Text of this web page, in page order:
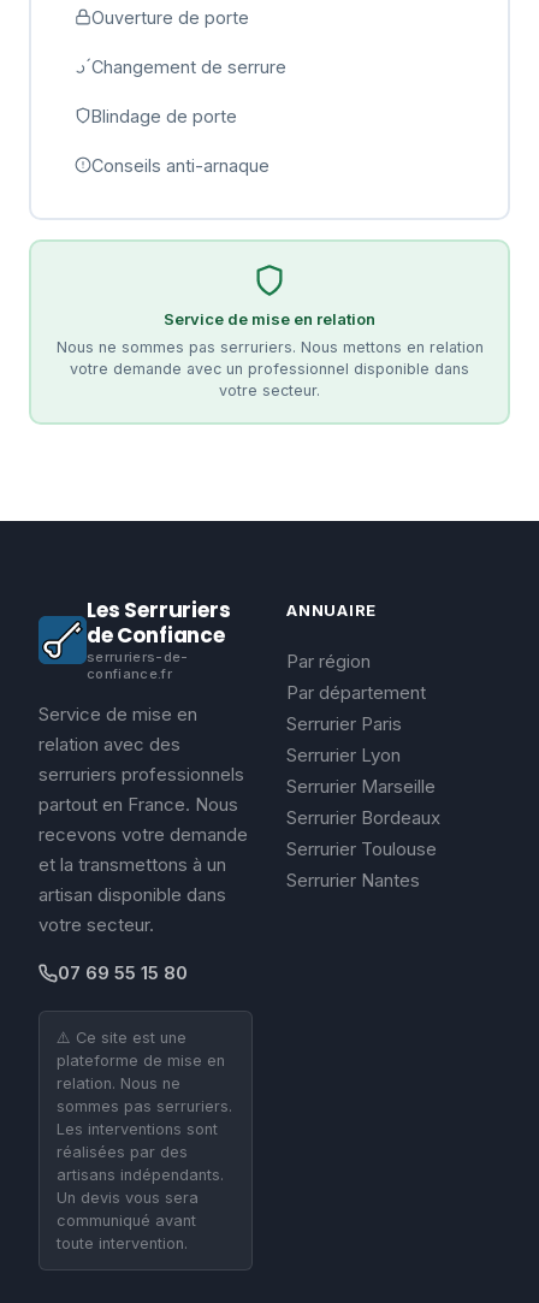
Ouverture de porte
Changement de serrure
Blindage de porte
Conseils anti-arnaque
Service de mise en relation
Nous ne sommes pas serruriers. Nous mettons en relation
votre demande avec un professionnel disponible dans
votre secteur.
Les Serruriers
de Confiance
serruriers-de-
confiance.fr
Service de mise en
relation avec des
serruriers professionnels
partout en France. Nous
recevons votre demande
et la transmettons à un
artisan disponible dans
votre secteur.
07 69 55 15 80
⚠️ Ce site est une
plateforme de mise en
relation. Nous ne
sommes pas serruriers.
Les interventions sont
réalisées par des
artisans indépendants.
Un devis vous sera
communiqué avant
toute intervention.
ANNUAIRE
Par région
Par département
Serrurier Paris
Serrurier Lyon
Serrurier Marseille
Serrurier Bordeaux
Serrurier Toulouse
Serrurier Nantes